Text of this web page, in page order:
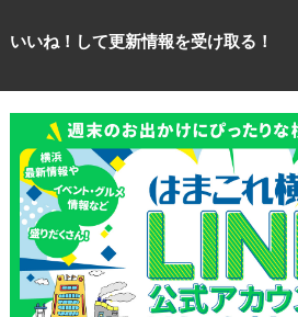
いいね！して更新情報を受け取る！